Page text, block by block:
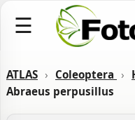
☰
ATLAS › Coleoptera ›
Abraeus perpusillus